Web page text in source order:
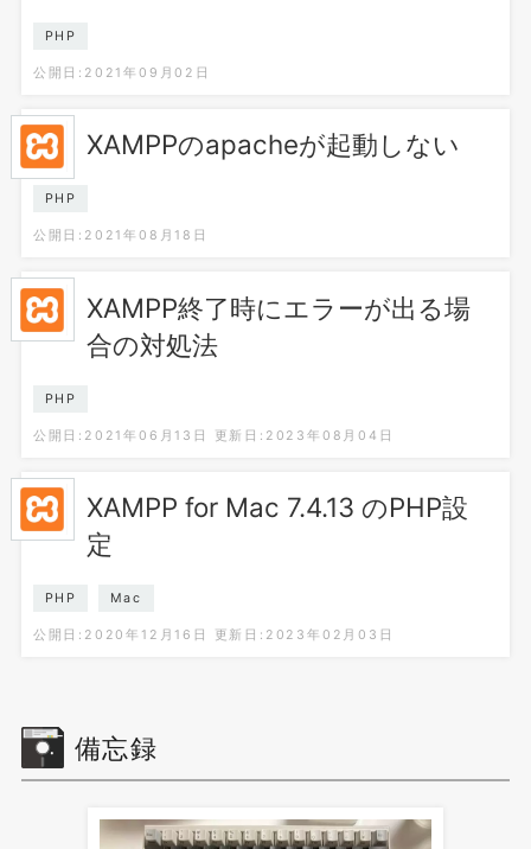
PHP
公開日:2021年09月02日
XAMPPのapacheが起動しない
PHP
公開日:2021年08月18日
XAMPP終了時にエラーが出る場
合の対処法
PHP
公開日:2021年06月13日 更新日:2023年08月04日
XAMPP for Mac 7.4.13 のPHP設
定
PHP Mac
公開日:2020年12月16日 更新日:2023年02月03日
備忘録